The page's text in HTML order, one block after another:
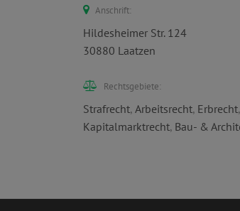
Anschrift:
Hildesheimer Str. 124
30880 Laatzen
Rechtsgebiete:
Strafrecht, Arbeitsrecht, Erbrecht,
Kapitalmarktrecht, Bau- &